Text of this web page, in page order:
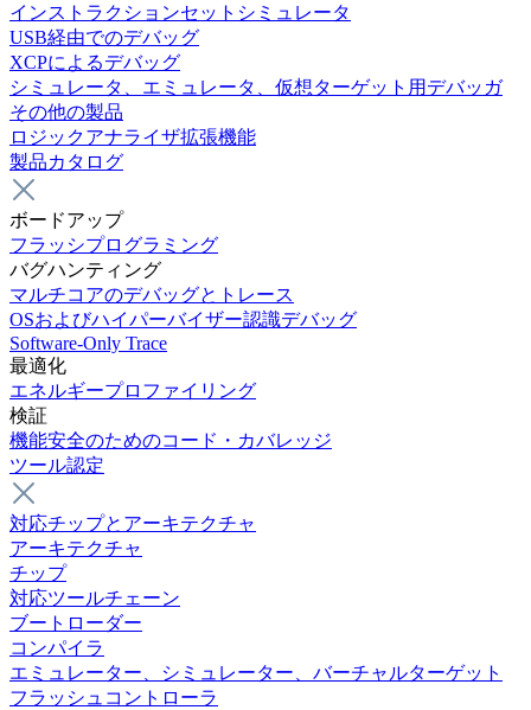
インストラクションセットシミュレータ
USB経由でのデバッグ
XCPによるデバッグ
シミュレータ、エミュレータ、仮想ターゲット用デバッガ
その他の製品
ロジックアナライザ拡張機能
製品カタログ
ボードアップ
フラッシプログラミング
バグハンティング
マルチコアのデバッグとトレース
OSおよびハイパーバイザー認識デバッグ
Software-Only Trace
最適化
エネルギープロファイリング
検証
機能安全のためのコード・カバレッジ
ツール認定
対応チップとアーキテクチャ
アーキテクチャ
チップ
対応ツールチェーン
ブートローダー
コンパイラ
エミュレーター、シミュレーター、バーチャルターゲット
フラッシュコントローラ